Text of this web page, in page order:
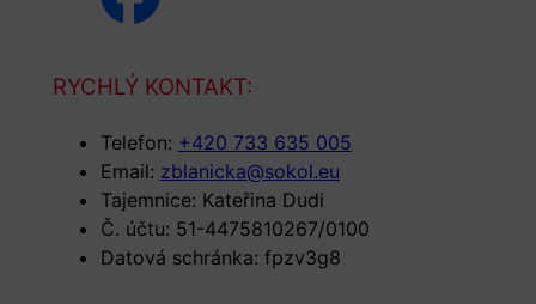
RYCHLÝ KONTAKT:
Telefon: +420 733 635 005
Email: zblanicka@sokol.eu
Tajemnice: Kateřina Dudi
Č. účtu: 51-4475810267/0100
Datová schránka: fpzv3g8